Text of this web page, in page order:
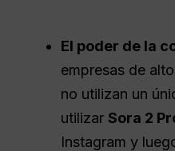
El poder de la
empresas de
no utilizan un
utilizarSora 2
Instagram y